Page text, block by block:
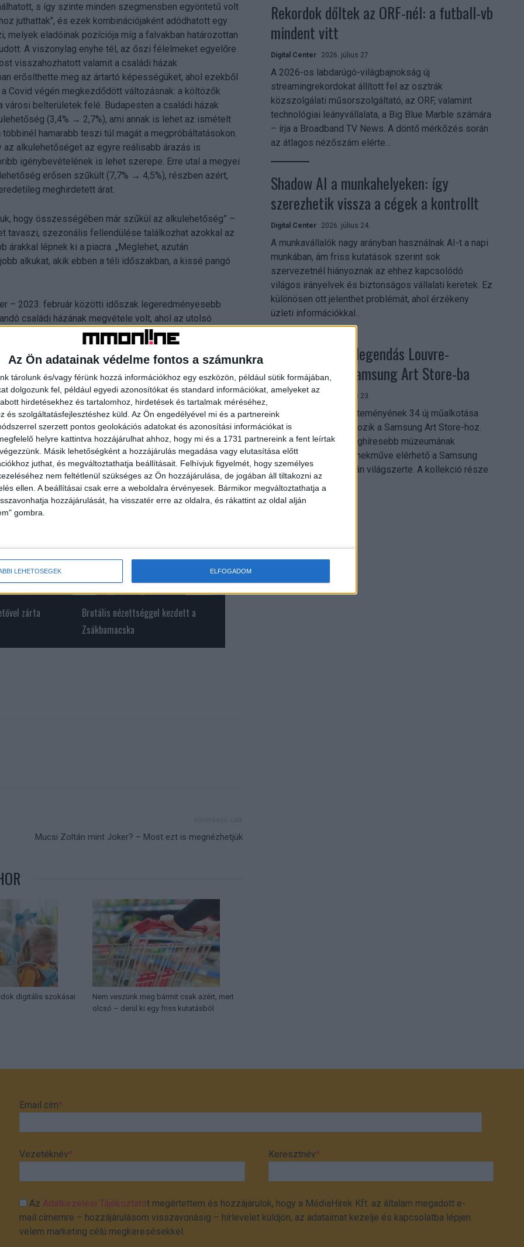
Az Ön adatainak védelme fontos a számunkra
tárolunk és/vagy férünk hozzá információkhoz egy eszközön, például sütik formájában,
dolgozunk fel, például egyedi azonosítókat és standard információkat, amelyeket az
hirdetésekhez és tartalomhoz, hirdetések és tartalmak méréséhez,
és szolgáltatásfejlesztéshez küld. Az Ön engedélyével mi és a partnereink
szerzett pontos geolokációs adatokat és azonosítási információkat is
helyre kattintva hozzájárulhat ahhoz, hogy mi és a 1731 partnereink a fent leírtak
Másik lehetőségként a hozzájárulás megadása vagy elutasítása előtt
juthat, és megváltoztathatja beállításait. Felhívjuk figyelmét, hogy személyes
nem feltétlenül szükséges az Ön hozzájárulása, de jogában áll tiltakozni az
ellen. A beállításai csak erre a weboldalra érvényesek. Bármikor megváltoztathatja a
hozzájárulását, ha visszatér erre az oldalra, és rákattint az oldal alján
gombra.
LEHETŐSÉGEK ELFOGADOM
s így szinte minden szegmensben egyöntetű volt
juthattak", és ezek kombinációjaként adódhatott egy
eladóinak pozíciója míg a falvakban határozottan
A viszonylag enyhe tél, az őszi félelmeket egyelőre
visszahozhatott valamit a családi házak
erősíthette meg az ártartó képességüket, ahol ezekből
Covid végén megkezdődött változásnak: a költözők
belterületek felé. Budapesten a családi házak
(3,4% → 2,7%), ami annak is lehet az ismételt
hamarabb teszi túl magát a megpróbáltatásokon.
alkulehetőséget az egyre reálisabb árazás is
igénybevételének is lehet szerepe. Erre utal a megyei
erősen szűkült (7,7% → 4,5%), részben azért,
meghirdetett árat.
hogy összességében már szűkül az alkulehetőség” –
tavaszi, szezonális fellendülése találkozhat azokkal az
lépnek ki a piacra. „Meglehet, azután
alkukat, akik ebben a téli időszakban, a kissé pangó
– 2023. február közötti időszak legeredményesebb
családi házának megvétele volt, ahol az utolsó
A következő tíz legnagyobb vevői alku is legalább 31
már akadt tégla-, illetve panellakás is, ahogy jó és
egy pesti külkerületi, átlagos állapotú, nyolcvan éves
a vevő. A számszerűen legnagyobb megtakarítást,
a kiváló állapotú lakást azt megelőzően hónapokig
a rekordot ugyancsak egy téglalakás érte el: egy a
a vártnál 11 százalékkal, azaz 12 millió forinttal többet
zárta
Brutális nézettséggel kezdett a
Zsákbamacska
Mucsi Zoltán mint Joker? – Most ezt is megnézhetjük
digitális szokásai
Nem veszünk meg bármit csak azért, mert
olcsó – derül ki egy friss kutatásból
Rekordok dőltek az ORF-nél: a futball-vb
mindent vitt
Digital Center 2026. július 27.
A 2026-os labdarúgó-világbajnokság új
streamingrekordokat állított fel az osztrák
közszolgálati műsorszolgáltató, az ORF, valamint
technológiai leányvállalata, a Big Blue Marble számára
– írja a Broadband TV News. A döntő mérkőzés során
az átlagos nézőszám elérte...
Shadow AI a munkahelyeken: így
szerezhetik vissza a cégek a kontrollt
Digital Center 2026. július 24.
A munkavállalók nagy arányban használnak AI-t a napi
munkában, ám friss kutatások szerint sok
szervezetnél hiányoznak az ehhez kapcsolódó
világos irányelvek és biztonságos vállalati keretek. Ez
különösen ott jelenthet problémát, ahol érzékeny
üzleti információkkal...
Megérkezett a legendás Louvre-
gyűjtemény a Samsung Art Store-ba
Digital Center 2026. július 23.
A párizsi Louvre gyűjteményének 34 új műalkotása
most először csatlakozik a Samsung Art Store-hoz.
Ezzel a világ egyik leghíresebb múzeumának
összesen már 51 remekműve elérhető a Samsung
Electronics platformján világszerte. A kollekció része
Leonardo...
Email cím*
Vezetéknév* Keresztnév*
AzAdatkezelési Tájékoztatót megértettem és hozzájárulok, hogy a MédiaHírek Kft. az általam megadott e-
mail címemre – hozzájárulásom visszavonásig – hírlevelet küldjön, az adataimat kezelje és kapcsolatba lépjen
velem marketing célú megkeresésekkel.